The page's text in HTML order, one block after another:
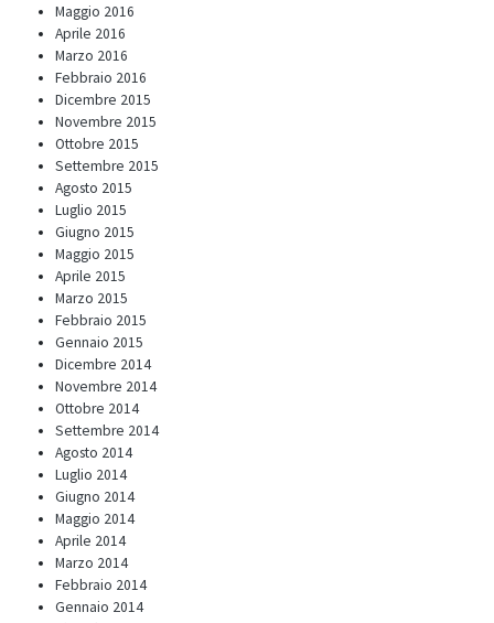
Maggio 2016
Aprile 2016
Marzo 2016
Febbraio 2016
Dicembre 2015
Novembre 2015
Ottobre 2015
Settembre 2015
Agosto 2015
Luglio 2015
Giugno 2015
Maggio 2015
Aprile 2015
Marzo 2015
Febbraio 2015
Gennaio 2015
Dicembre 2014
Novembre 2014
Ottobre 2014
Settembre 2014
Agosto 2014
Luglio 2014
Giugno 2014
Maggio 2014
Aprile 2014
Marzo 2014
Febbraio 2014
Gennaio 2014